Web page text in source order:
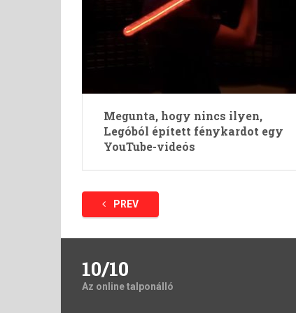
Megunta, hogy nincs ilyen,
Legóból épített fénykardot egy
YouTube-videós
Bejegyzések
lapozása
PREV
10/10
Az online talponálló